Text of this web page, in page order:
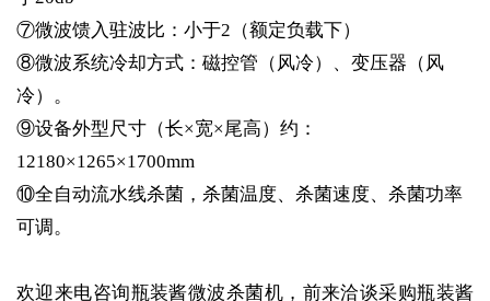
⑦微波馈入驻波比：小于2（额定负载下）
⑧微波系统冷却方式：磁控管（风冷）、变压器（风
冷）。
⑨设备外型尺寸（长×宽×尾高）约：
12180×1265×1700mm
⑩全自动流水线杀菌，杀菌温度、杀菌速度、杀菌功率
可调。
欢迎来电咨询瓶装酱微波杀菌机，前来洽谈采购瓶装酱